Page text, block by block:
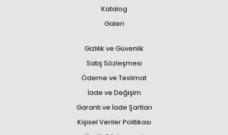
Katalog
Galeri
Gizlilik ve Güvenlik
Satış Sözleşmesi
Ödeme ve Teslimat
İade ve Değişim
Garanti ve İade Şartları
Kişisel Veriler Politikası